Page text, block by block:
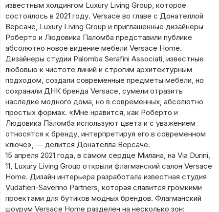
известным холдингом Luxury Living Group, которое
состоялось в 2021 году. Versace во главе с Донателлой
Версаче, Luxury Living Group и приглашенные дизайнеры
Роберто и Людовика Паломба представили публике
абсолютно новое видение мебели Versace Home.
Дизайнеры студии Palomba Serafini Associati, известные
любовью к чистоте линий и строгим архитектурным
подходом, создали современные предметы мебели, но
сохранили ДНК бренда Versace, сумели отразить
наследие модного дома, но в современных, абсолютно
простых формах. «Мне нравится, как Роберто и
Людовика Паломба используют цвета и с уважением
относятся к бренду, интерпретируя его в современном
ключе», — делится Донателла Версаче.
15 апреля 2021 года, в самом сердце Милана, на Via Durini,
11, Luxury Living Group открыли флагманский салон Versace
Home. Дизайн интерьера разработала известная студия
Vudafieri-Saverino Partners, которая славится громкими
проектами для бутиков модных брендов. Флагманский
шоурум Versace Home разделен на несколько зон: